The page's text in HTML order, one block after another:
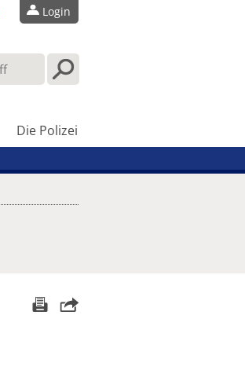
Login
Die Polizei